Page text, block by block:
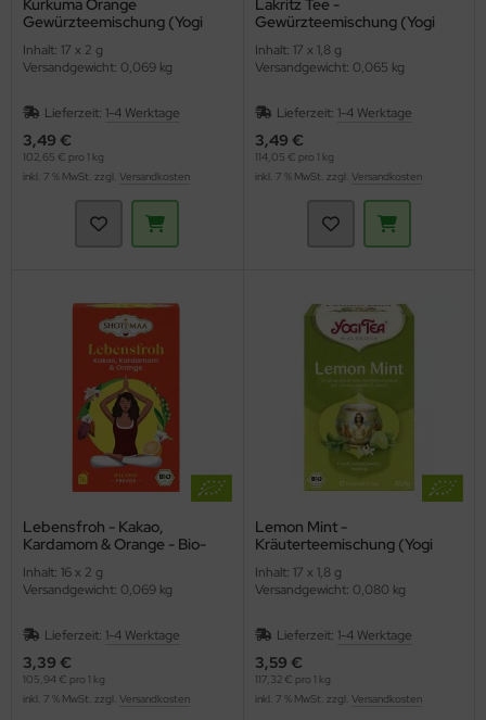
Kurkuma Orange
Gewürzteemischung (Yogi
Inhalt: 17 x 2 g
Versandgewicht: 0,069 kg
Lieferzeit: 1-4 Werktage
3,49 €
102,65 € pro 1 kg
inkl. 7 % MwSt. zzgl. Versandkosten
Lakritz Tee -
Gewürzteemischung (Yogi
Inhalt: 17 x 1,8 g
Versandgewicht: 0,065 kg
Lieferzeit: 1-4 Werktage
3,49 €
114,05 € pro 1 kg
inkl. 7 % MwSt. zzgl. Versandkosten
Lebensfroh - Kakao,
Kardamom & Orange - Bio-
Inhalt: 16 x 2 g
Versandgewicht: 0,069 kg
Lieferzeit: 1-4 Werktage
3,39 €
105,94 € pro 1 kg
inkl. 7 % MwSt. zzgl. Versandkosten
Lemon Mint -
Kräuterteemischung (Yogi
Inhalt: 17 x 1,8 g
Versandgewicht: 0,080 kg
Lieferzeit: 1-4 Werktage
3,59 €
117,32 € pro 1 kg
inkl. 7 % MwSt. zzgl. Versandkosten